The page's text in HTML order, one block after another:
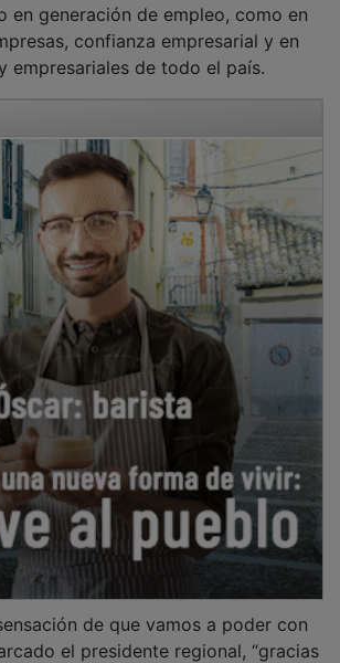
en generación de empleo, como en
confianza empresarial y en
empresariales de todo el país.
de que vamos a poder con
el presidente regional, “gracias